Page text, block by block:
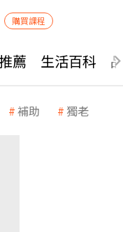
購買課程
薦 生活百科
補助 獨老